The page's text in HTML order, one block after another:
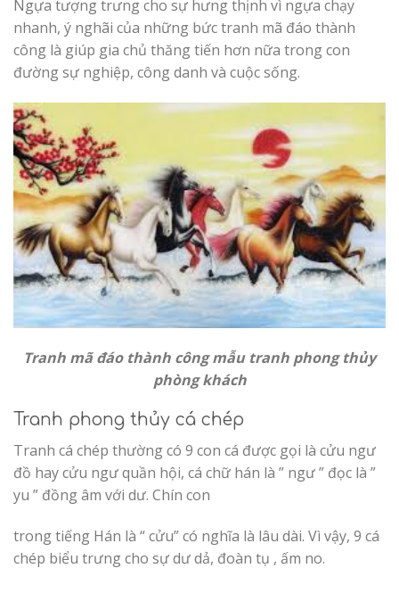
Ngựa tượng trưng cho sự hưng thịnh vì ngựa chạy
nhanh, ý nghãi của những bức tranh mã đáo thành
công là giúp gia chủ thăng tiến hơn nữa trong con
đường sự nghiệp, công danh và cuộc sống.
Tranh mã đáo thành công mẫu tranh phong thủy
phòng khách
Tranh phong thủy cá chép
Tranh cá chép thường có 9 con cá được gọi là cửu ngư
đồ hay cửu ngư quần hội, cá chữ hán là ” ngư ” đọc là ”
yu ” đồng âm với dư. Chín con
trong tiếng Hán là “ cửu” có nghĩa là lâu dài. Vì vậy, 9 cá
chép biểu trưng cho sự dư dả, đoàn tụ , ấm no.